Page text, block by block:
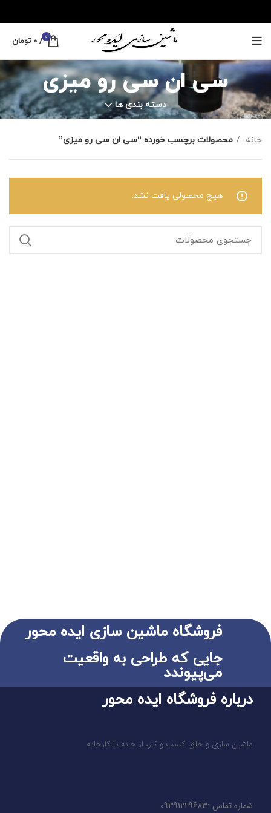
0
/
0 تومان
سی ان سی رو میزی
دسته بندی ها
خانه محصولات برچسب خورده “سی ان سی رو میزی”
هیچ محصولی یافت نشد.
فروشگاه ماشین سازی ایده محور
جایی که طراحی به واقعیت
می‌پیوندد
درباره فروشگاه ایده محور
ماشین سازی و خلق کسب و کار، از خانه تا کارخانه
شماره تماس :09391229683